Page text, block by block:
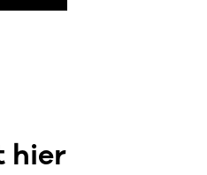
hier